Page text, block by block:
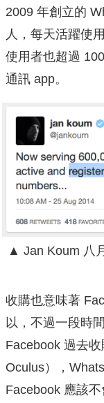
2009 年創立的
人，每天活躍使
使用者也超過
通訊 app。
▲ Jan Koum 八
收購也意味著
以，不過一段時
Facebook 過去收
Oculus），
Facebook 應該